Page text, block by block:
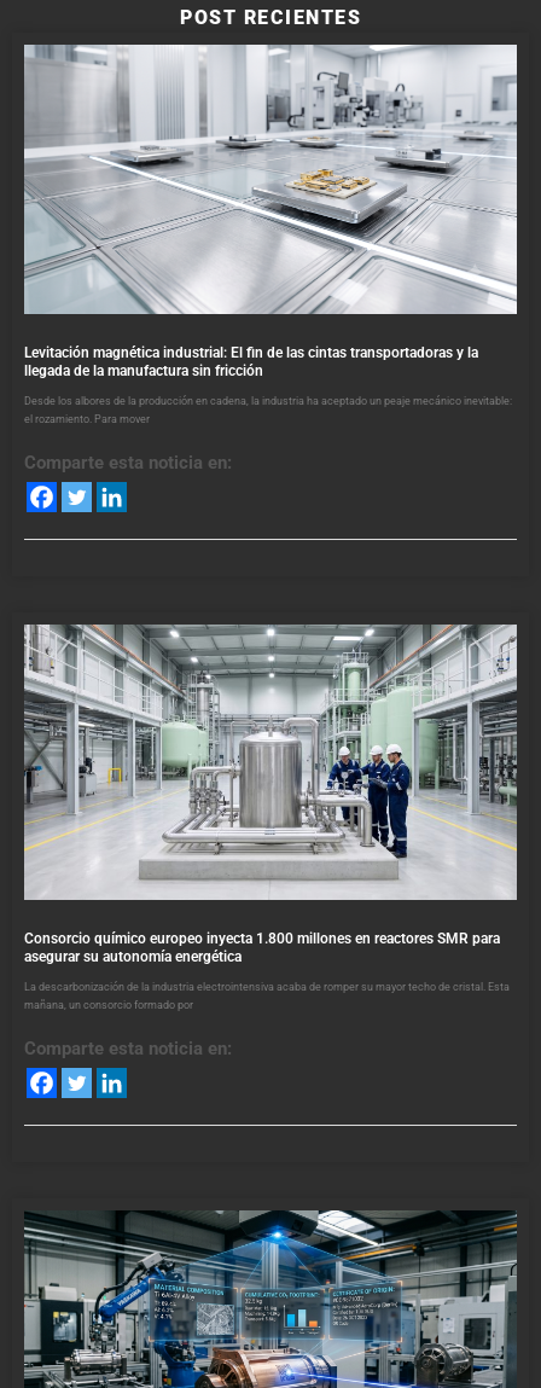
POST RECIENTES
Levitación magnética industrial: El fin de las cintas transportadoras y la
llegada de la manufactura sin fricción
Desde los albores de la producción en cadena, la industria ha aceptado un peaje mecánico inevitable:
el rozamiento. Para mover
Comparte esta noticia en:
Consorcio químico europeo inyecta 1.800 millones en reactores SMR para
asegurar su autonomía energética
La descarbonización de la industria electrointensiva acaba de romper su mayor techo de cristal. Esta
mañana, un consorcio formado por
Comparte esta noticia en: